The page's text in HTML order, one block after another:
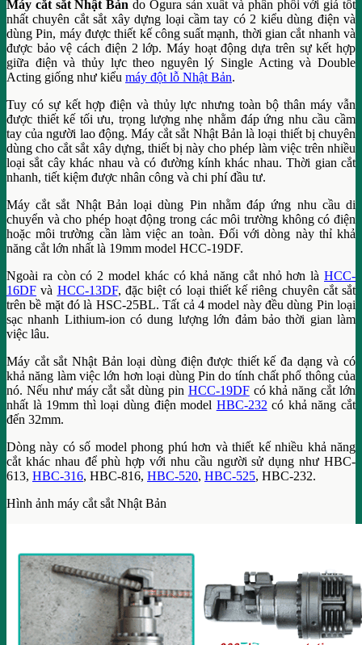
Máy cắt sắt Nhật Bản do Ogura sản xuất và phân phối với giá tốt
nhất chuyên cắt sắt xây dựng loại cầm tay có 2 kiểu dùng điện và
dùng Pin, máy được thiết kế công suất mạnh, thời gian cắt nhanh và
được bảo vệ cách điện 2 lớp. Máy hoạt động dựa trên sự kết hợp
giữa điện và thủy lực theo nguyên lý Single Acting và Double
Acting giống như kiểu máy đột lỗ Nhật Bản.
Tuy có sự kết hợp điện và thủy lực nhưng toàn bộ thân máy vẫn
được thiết kế tối ưu, trọng lượng nhẹ nhằm đáp ứng nhu cầu cầm
tay của người lao động. Máy cắt sắt Nhật Bản là loại thiết bị chuyên
dùng cho cắt sắt xây dựng, thiết bị này cho phép làm việc trên nhiều
loại sắt cây khác nhau và có đường kính khác nhau. Thời gian cắt
nhanh, tiết kiệm được nhân công và chi phí đầu tư.
Máy cắt sắt Nhật Bản loại dùng Pin nhằm đáp ứng nhu cầu di
chuyển và cho phép hoạt động trong các môi trường không có điện
hoặc môi trường cần làm việc an toàn. Đối với dòng này thỉ khả
năng cắt lớn nhất là 19mm model HCC-19DF.
Ngoài ra còn có 2 model khác có khả năng cắt nhỏ hơn là HCC-
16DF và HCC-13DF, đặc biệt có loại thiết kế riêng chuyên cắt sắt
trên bề mặt đó là HSC-25BL. Tất cả 4 model này đều dùng Pin loại
sạc nhanh Lithium-ion có dung lượng lớn đảm bảo thời gian làm
việc lâu.
Máy cắt sắt Nhật Bản loại dùng điện được thiết kế đa dạng và có
khả năng làm việc lớn hơn loại dùng Pin do tính chất phổ thông của
nó. Nếu như máy cắt sắt dùng pin HCC-19DFcó khả năng cắt lớn
nhất là 19mm thì loại dùng điện model HBC-232 có khả năng cắt
đến 32mm.
Dòng này có số model phong phú hơn và thiết kế nhiều khả năng
cắt khác nhau để phù hợp với nhu cầu người sử dụng như HBC-
613, HBC-316, HBC-816, HBC-520, HBC-525, HBC-232.
Hình ảnh máy cắt sắt Nhật Bản